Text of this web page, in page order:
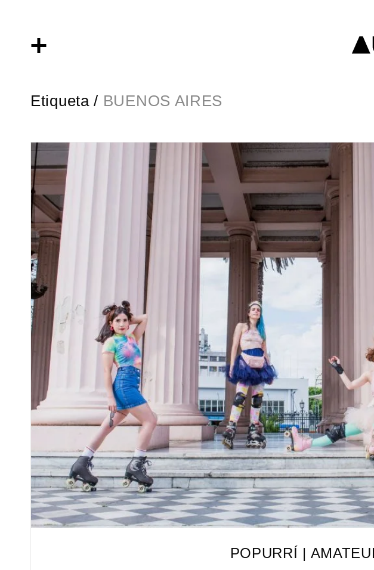
Etiqueta / BUENOS AIRES
POPURRÍ |